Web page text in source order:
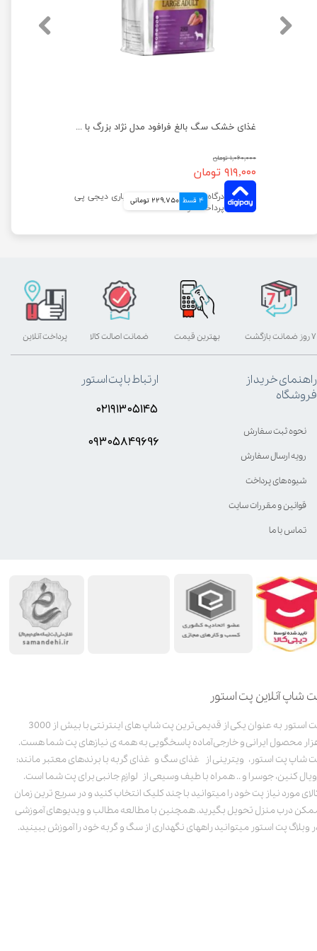
غذای خشک سگ بالغ فرافود مدل نژاد بزرگ با طعم مرغ و برنج وزن 2 کیلوگرم
۱,۰۶۰,۰۰۰ تومان
۹۱۹,۰۰۰ تومان
4 قسط 229,750 تومانی
شاپ آنلاین پت استور
پت استور به عنوان یکی از قدیمی‌ترین پت شاپ های اینترنتی با بیش از 3000
محصول ایرانی و خارجی آماده پاسخگویی به همه ی نیازهای پت شما هست.
شاپ پت استور، ویترینی از غذای سگ و غذای گربه با برندهای معتبر مانند:
کنین، جوسرا و .. همراه با طیف وسیعی از لوازم جانبی برای پت شما است.
مورد نیاز پت خود را میتوانید با چند کلیک انتخاب کنید و در سریع ترین زمان
درب منزل تحویل بگیرید. همچنین با مطالعه مطالب و ویدیوهای آموزشی
وبلاگ پت استور میتوانید راههای نگهداری از سگ و گربه خود را آموزش ببینید.
بهترین قیمت پرداخت آنلاین ۷ روز ضمانت بازگشت ضمانت اصالت کالا
راهنمای خرید از
فروشگاه
نحوه ثبت سفارش
رویه ارسال سفارش
شیوه‌های پرداخت
قوانین و مقررات سایت
تماس با ما
ارتباط با پت استور
۰۲۱۹۱۳۰۵۱۴۵
۰۹۳۰۵8۴9696